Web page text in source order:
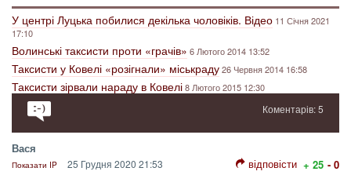
У центрі Луцька побилися декілька чоловіків. Відео 11 Січня 2021
17:10
Волинські таксисти проти «грачів» 6 Лютого 2014 13:52
Таксисти у Ковелі «розігнали» міськраду26 Червня 2014 16:58
Таксисти зірвали нараду в Ковелі8 Лютого 2015 12:30
Коментарів: 5
Вася
Показати IP 25 Грудня 2020 21:53 відповісти + 25 - 0